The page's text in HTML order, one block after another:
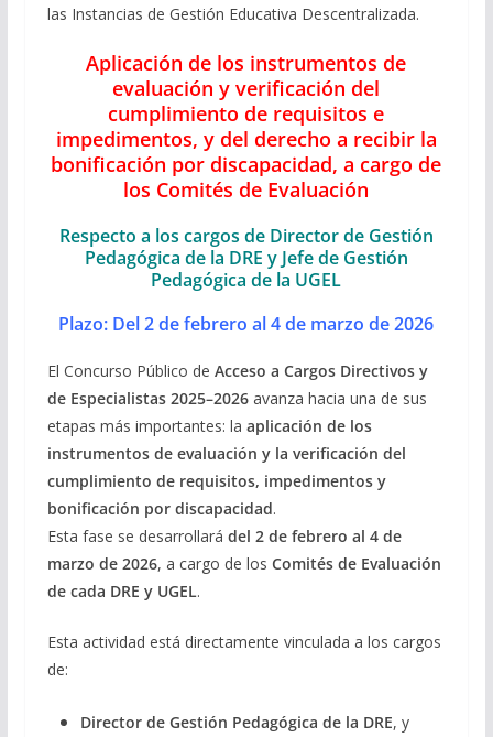
las Instancias de Gestión Educativa Descentralizada.
Aplicación de los instrumentos de
evaluación y verificación del
cumplimiento de requisitos e
impedimentos, y del derecho a recibir la
bonificación por discapacidad, a cargo de
los Comités de Evaluación
Respecto a los cargos de Director de Gestión
Pedagógica de la DRE y Jefe de Gestión
Pedagógica de la UGEL
Plazo: Del 2 de febrero al 4 de marzo de 2026
El Concurso Público de Acceso a Cargos Directivos y
de Especialistas 2025–2026avanza hacia una de sus
etapas más importantes: la aplicación de los
instrumentos de evaluación y la verificación del
cumplimiento de requisitos, impedimentos y
bonificación por discapacidad.
Esta fase se desarrollará del 2 de febrero al 4 de
marzo de 2026, a cargo de los Comités de Evaluación
de cada DRE y UGEL.
Esta actividad está directamente vinculada a los cargos
de:
Director de Gestión Pedagógica de la DRE, y